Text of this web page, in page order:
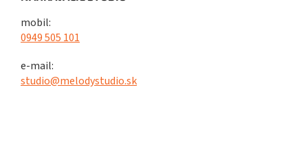
mobil:
0949 505 101
e-mail:
studio@melodystudio.sk